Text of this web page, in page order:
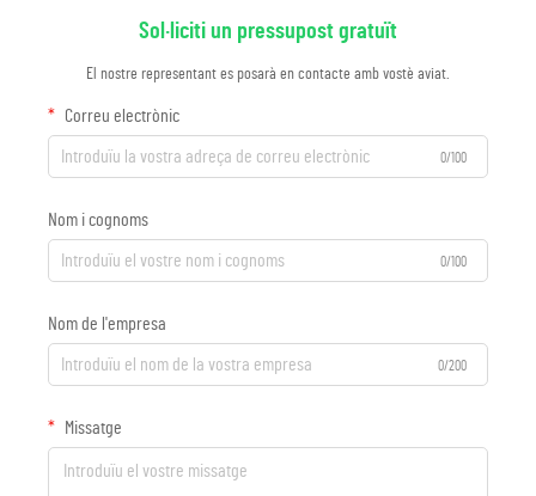
Sol·liciti un pressupost gratuït
El nostre representant es posarà en contacte amb vostè aviat.
Correu electrònic
0/100
Nom i cognoms
0/100
Nom de l'empresa
0/200
Missatge